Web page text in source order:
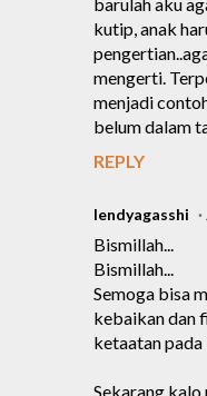
kutip, anak
mengerti.
menjadi
belum dalam
REPLY
lendyagasshi
Bismillah...
Bismillah...
Semoga bisa
kebaikan dan
ketaatan
Sekarang kalo